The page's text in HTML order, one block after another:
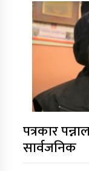
पत्रकार
सार्वजनिक